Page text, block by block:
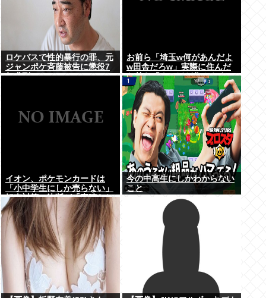
ロケバスで性的暴行の罪、元
ジャンポケ斉藤被告に懲役7
年求刑⇒！
お前ら「埼玉w何があんだよ
w田舎だろw」実際に住んだ
お前ら「クソほど住みやすい
困ることねえじゃん」
イオン、ポケモンカードは
「小中学生にしか売らない」
転売対策の決断が「素晴らし
い」
今の中高生にしかわからない
こと